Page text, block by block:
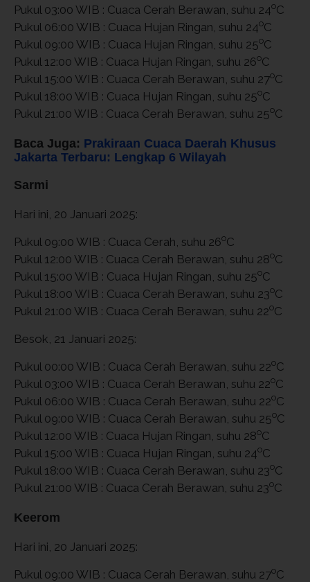
Pukul 03:00 WIB : Cuaca Cerah Berawan, suhu 24oC
Pukul 06:00 WIB : Cuaca Hujan Ringan, suhu 24oC
Pukul 09:00 WIB : Cuaca Hujan Ringan, suhu 25oC
Pukul 12:00 WIB : Cuaca Hujan Ringan, suhu 26oC
Pukul 15:00 WIB : Cuaca Cerah Berawan, suhu 27oC
Pukul 18:00 WIB : Cuaca Hujan Ringan, suhu 25oC
Pukul 21:00 WIB : Cuaca Cerah Berawan, suhu 25oC
Baca Juga: Prakiraan Cuaca Daerah Khusus
Jakarta Terbaru: Lengkap 6 Wilayah
Sarmi
Hari ini, 20 Januari 2025:
Pukul 09:00 WIB : Cuaca Cerah, suhu 26oC
Pukul 12:00 WIB : Cuaca Cerah Berawan, suhu 28oC
Pukul 15:00 WIB : Cuaca Hujan Ringan, suhu 25oC
Pukul 18:00 WIB : Cuaca Cerah Berawan, suhu 23oC
Pukul 21:00 WIB : Cuaca Cerah Berawan, suhu 22oC
Besok, 21 Januari 2025:
Pukul 00:00 WIB : Cuaca Cerah Berawan, suhu 22oC
Pukul 03:00 WIB : Cuaca Cerah Berawan, suhu 22oC
Pukul 06:00 WIB : Cuaca Cerah Berawan, suhu 22oC
Pukul 09:00 WIB : Cuaca Cerah Berawan, suhu 25oC
Pukul 12:00 WIB : Cuaca Hujan Ringan, suhu 28oC
Pukul 15:00 WIB : Cuaca Hujan Ringan, suhu 24oC
Pukul 18:00 WIB : Cuaca Cerah Berawan, suhu 23oC
Pukul 21:00 WIB : Cuaca Cerah Berawan, suhu 23oC
Keerom
Hari ini, 20 Januari 2025:
Pukul 09:00 WIB : Cuaca Cerah Berawan, suhu 27oC